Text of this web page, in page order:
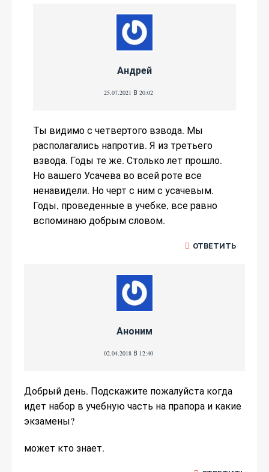
Андрей
25.07.2021 В 20:02
Ты видимо с четвертого взвода. Мы
располагались напротив. Я из третьего
взвода. Годы те же. Столько лет прошло.
Но вашего Усачева во всей роте все
ненавидели. Но черт с ним с усачевым.
Годы, проведенные в учебке, все равно
вспоминаю добрым словом.
ОТВЕТИТЬ
Аноним
02.04.2018 В 12:40
Добрый день. Подскажите пожалуйста когда
идет набор в учебную часть на прапора и какие
экзамены?
может кто знает.